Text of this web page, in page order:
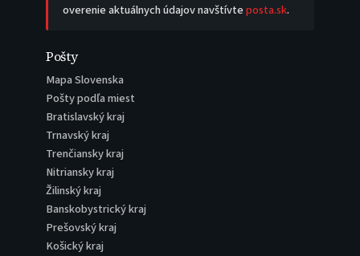
overenie aktuálnych údajov navštívteposta.sk.
Pošty
Mapa Slovenska
Pošty podľa miest
Bratislavský kraj
Trnavský kraj
Trenčiansky kraj
Nitriansky kraj
Žilinský kraj
Banskobystrický kraj
Prešovský kraj
Košický kraj